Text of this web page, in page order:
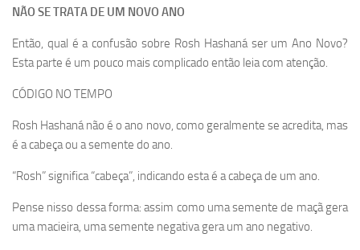
NÃO SE TRATA DE UM NOVO ANO
Então, qual é a confusão sobre Rosh Hashaná ser um Ano Novo?
Esta parte é um pouco mais complicado então leia com atenção.
CÓDIGO NO TEMPO
Rosh Hashaná não é o ano novo, como geralmente se acredita, mas
é a cabeça ou a semente do ano.
“Rosh” significa “cabeça”, indicando esta é a cabeça de um ano.
Pense nisso dessa forma: assim como uma semente de maçã gera
uma macieira, uma semente negativa gera um ano negativo.